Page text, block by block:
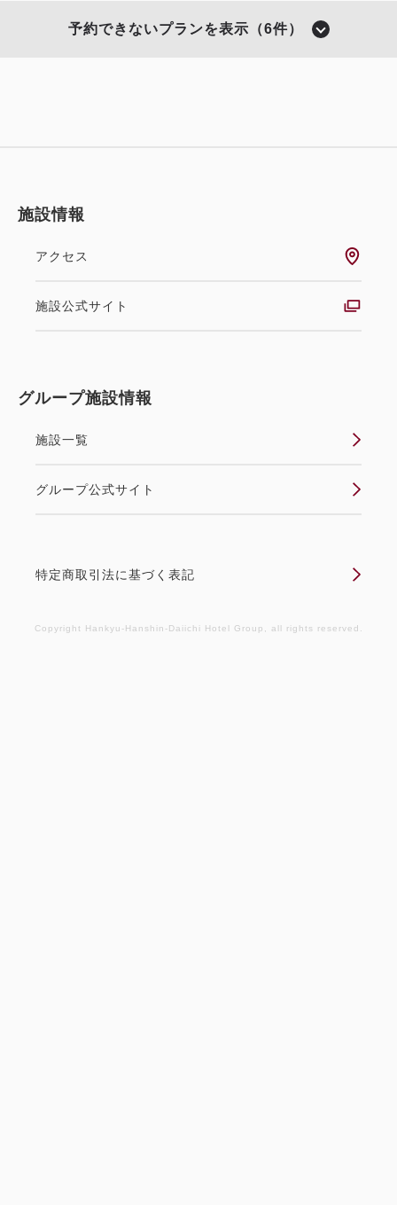
ランチ席
「恵都～えど～」 記念日プラン.
四季会席「恵都～えど～」 記念日プラン ※記念写真
す。 ※予約時にコメント欄にご希望のメッセージの
アイテム： 2
予約できないプランを表示（6件）
施設情報
アクセス
施設公式サイト
グループ施設情報
施設一覧
グループ公式サイト
特定商取引法に基づく表記
Copyright Hankyu-Hanshin-Daiichi Hotel Group, all rights reserved.